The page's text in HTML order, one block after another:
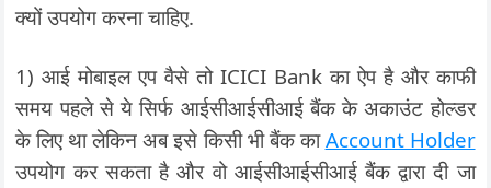
क्यों उपयोग करना चाहिए.
1) आई मोबाइल एप वैसे तो ICICI Bank का ऐप है और काफी
समय पहले से ये सिर्फ आईसीआईसीआई बैंक के अकाउंट होल्डर
के लिए था लेकिन अब इसे किसी भी बैंक काAccount Holder
उपयोग कर सकता है और वो आईसीआईसीआई बैंक द्वारा दी जा